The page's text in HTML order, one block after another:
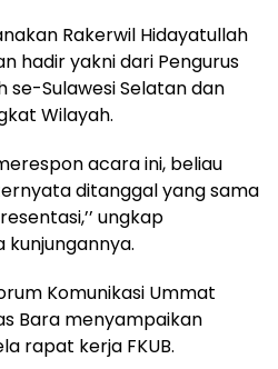
Rakerwil Hidayatullah
hadir yakni dari Pengurus
se-Sulawesi Selatan dan
Wilayah.
acara ini, beliau
ditanggal yang sama
ungkap
kunjungannya.
Komunikasi Ummat
Bara menyampaikan
rapat kerja FKUB.